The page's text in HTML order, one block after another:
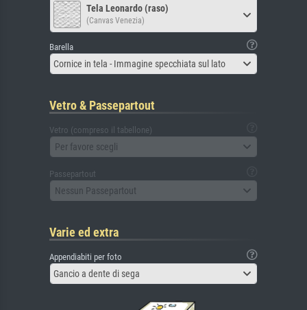
Tela Leonardo (raso)
(Canvas Venezia)
Barella
Cornice in tela - Immagine specchiata sul lato
Vetro & Passepartout
Vetro (compreso il tabellone)
Per favore scegli
Passepartout
Nessun Passepartout
Varie ed extra
Appendiabiti per foto
Gancio a dente di sega